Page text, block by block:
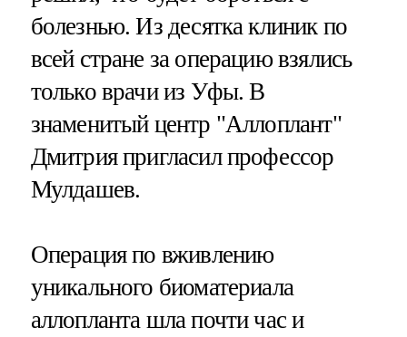
болезнью. Из десятка клиник по
всей стране за операцию взялись
только врачи из Уфы. В
знаменитый центр "Аллоплант"
Дмитрия пригласил профессор
Мулдашев.
Операция по вживлению
уникального биоматериала
аллопланта шла почти час и